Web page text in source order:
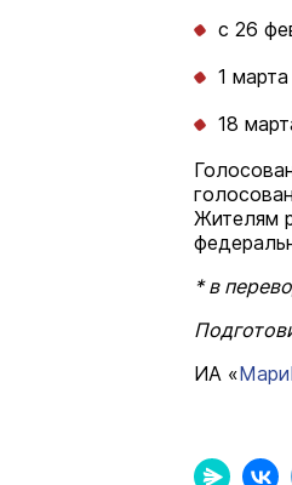
с 26
1
18
Жителям
* в
ИА «